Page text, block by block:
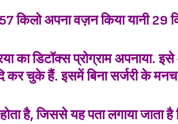
किलो अपना वज़न किया यानी 29
का डिटॉक्स प्रोग्राम अपनाया. इसे
कर चुके हैं. इसमें बिना सर्जरी के
है, जिससे यह पता लगाया जाता